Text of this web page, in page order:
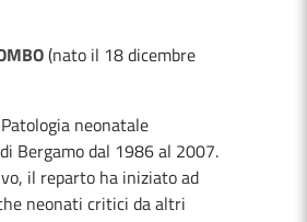
(nato il 18 dicembre
neonatale
Bergamo dal 1986 al 2007.
il reparto ha iniziato ad
neonati critici da altri